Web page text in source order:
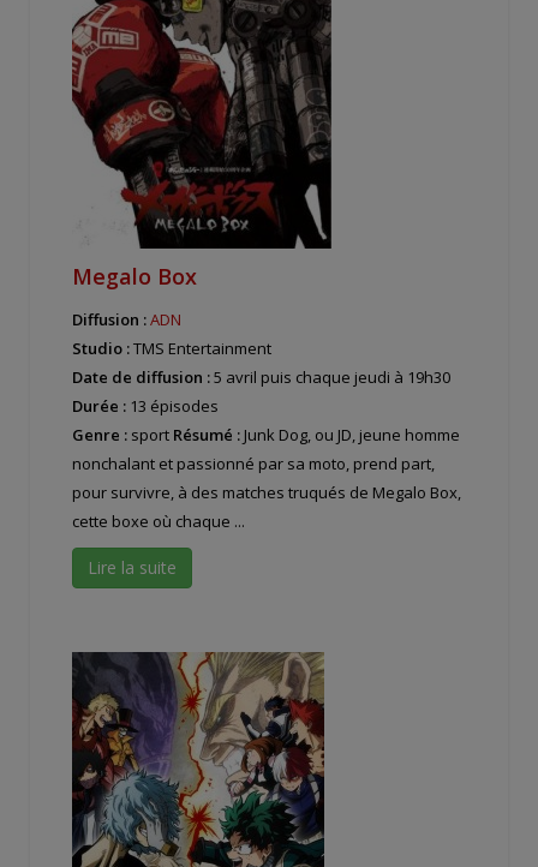
Megalo Box
Diffusion :ADN
Studio :TMS Entertainment
Date de diffusion :5 avril puis chaque jeudi à 19h30
Durée : 13 épisodes
Genre : sport Résumé : Junk Dog, ou JD, jeune homme
nonchalant et passionné par sa moto, prend part,
pour survivre, à des matches truqués de Megalo Box,
cette boxe où chaque ...
Lire la suite